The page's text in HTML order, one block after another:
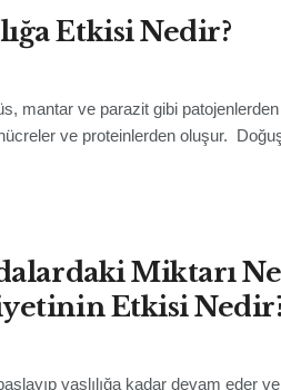
Etkisi Nedir?
mantar ve parazit gibi patojenlerden
ve proteinlerden oluşur.
Miktarı Ne
Etkisi
yaşlılığa kadar devam eder